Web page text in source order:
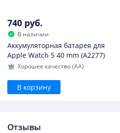
740 руб.
В наличии
Аккумуляторная батарея для
Apple Watch 5 40 mm (A2277)
Хорошее качество (AA)
В корзину
Отзывы